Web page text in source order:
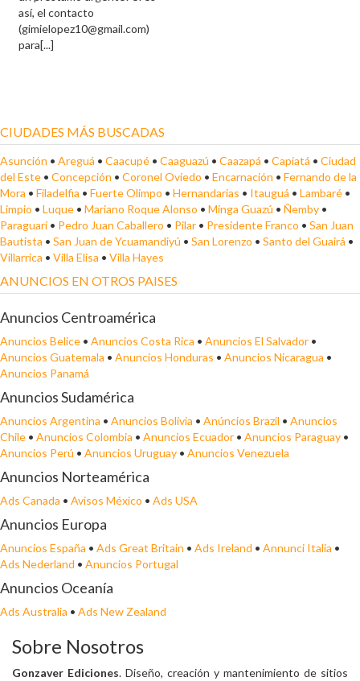
así, el contacto
(gimielopez10@gmail.com)
para[...]
CIUDADES MÁS BUSCADAS
Asunción • Areguá • Caacupé • Caaguazú • Caazapá • Capiatá • Ciudad
del Este • Concepción • Coronel Oviedo • Encarnación • Fernando de la
Mora • Filadelfia • Fuerte Olimpo • Hernandarias • Itauguá • Lambaré •
Limpio • Luque • Mariano Roque Alonso • Minga Guazú • Ñemby •
Paraguarí• Pedro Juan Caballero • Pilar • Presidente Franco • San Juan
Bautista • San Juan de Ycuamandiyú • San Lorenzo • Santo del Guairá •
Villarrica • Villa Elisa • Villa Hayes
ANUNCIOS EN OTROS PAISES
Anuncios Centroamérica
Anuncios Belice • Anuncios Costa Rica • Anuncios El Salvador •
Anuncios Guatemala • Anuncios Honduras • Anuncios Nicaragua •
Anuncios Panamá
Anuncios Sudamérica
Anuncios Argentina • Anuncios Bolivia • Anúncios Brazil • Anuncios
Chile • Anuncios Colombia • Anuncios Ecuador • Anuncios Paraguay •
Anuncios Perú • Anuncios Uruguay • Anuncios Venezuela
Anuncios Norteamérica
Ads Canada • Avisos México • Ads USA
Anuncios Europa
Anuncios España • Ads Great Britain • Ads Ireland • Annunci Italia •
Ads Nederland • Anuncios Portugal
Anuncios Oceanía
Ads Australia • Ads New Zealand
Sobre Nosotros
Gonzaver Ediciones. Diseño, creación y mantenimiento de sitios